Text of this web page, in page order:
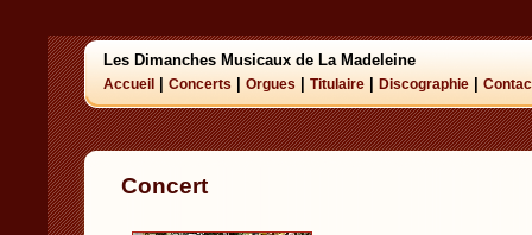
Les Dimanches Musicaux de La Madeleine
Accueil Concerts Orgues Titulaire Discographie
Concert